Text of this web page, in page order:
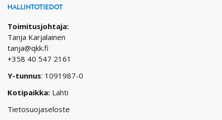
HALLINTOTIEDOT
Toimitusjohtaja:
Tanja Karjalainen
tanja@qkk.fi
+358 40 547 2161
Y-tunnus: 1091987-0
Kotipaikka: Lahti
Tietosuojaseloste